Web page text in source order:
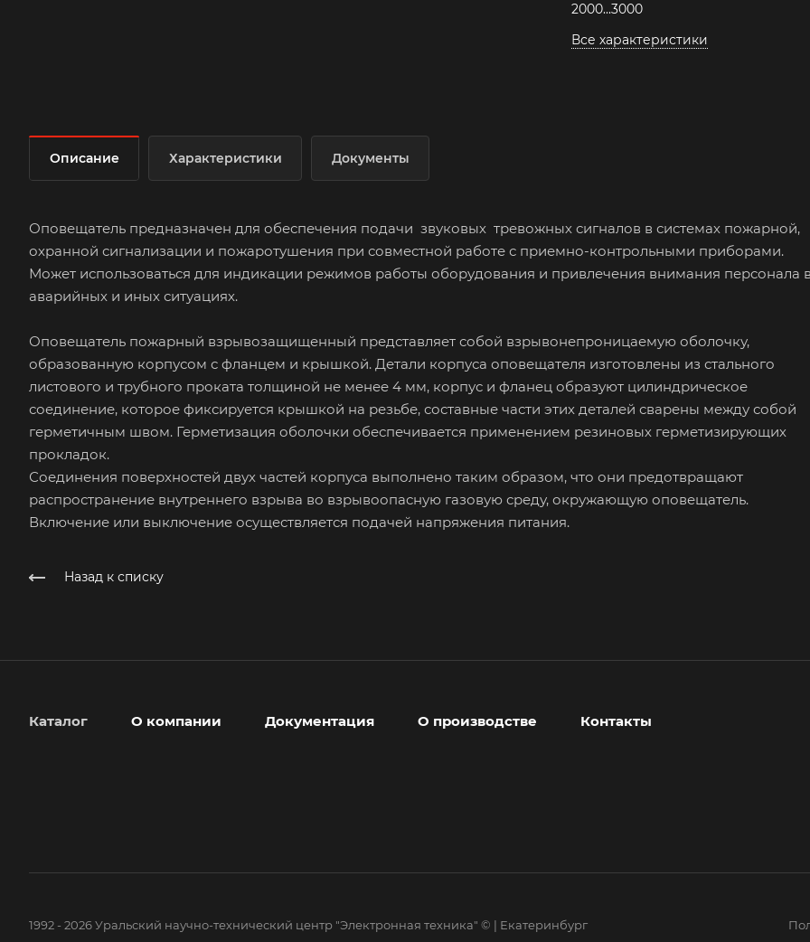
2000...3000
Все характеристики
Описание Характеристики Документы
Оповещатель предназначен для обеспечения подачи звуковых тревожных сигналов в системах пожарной,
охранной сигнализации и пожаротушения при совместной работе с приемно-контрольными приборами.
Может использоваться для индикации режимов работы оборудования и привлечения внимания персонала
аварийных и иных ситуациях.
Оповещатель пожарный взрывозащищенный представляет собой взрывонепроницаемую оболочку,
образованную корпусом с фланцем и крышкой. Детали корпуса оповещателя изготовлены из стального
листового и трубного проката толщиной не менее 4 мм, корпус и фланец образуют цилиндрическое
соединение, которое фиксируется крышкой на резьбе, составные части этих деталей сварены между собой
герметичным швом. Герметизация оболочки обеспечивается применением резиновых герметизирующих
прокладок.
Соединения поверхностей двух частей корпуса выполнено таким образом, что они предотвращают
распространение внутреннего взрыва во взрывоопасную газовую среду, окружающую оповещатель.
Включение или выключение осуществляется подачей напряжения питания.
Назад к списку
Каталог О компании Документация О производстве Контакты
1992 - 2026 Уральский научно-технический центр "Электронная техника" © | Екатеринбург